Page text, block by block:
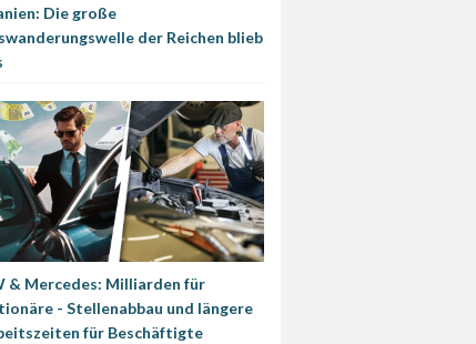
Die große
der Reichen blieb
& Mercedes: Milliarden für
- Stellenabbau und längere
für Beschäftigte